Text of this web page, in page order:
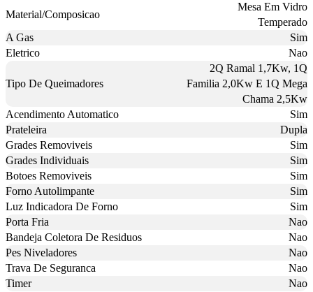
Material/Composicao
Mesa Em Vidro
Temperado
A Gas
Sim
Eletrico
Nao
Tipo De Queimadores
2Q Ramal 1,7Kw, 1Q
Familia 2,0Kw E 1Q Mega
Chama 2,5Kw
Acendimento Automatico
Sim
Prateleira
Dupla
Grades Removiveis
Sim
Grades Individuais
Sim
Botoes Removiveis
Sim
Forno Autolimpante
Sim
Luz Indicadora De Forno
Sim
Porta Fria
Nao
Bandeja Coletora De Residuos
Nao
Pes Niveladores
Nao
Trava De Seguranca
Nao
Timer
Nao